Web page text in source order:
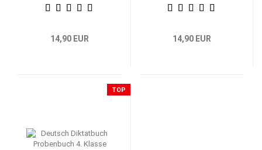
14,90 EUR 14,90 EUR
TOP